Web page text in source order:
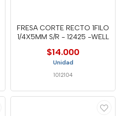
FRESA CORTE RECTO 1FILO
1/4X5MM S/R - 12425 -WELL
$14.000
Unidad
1012104